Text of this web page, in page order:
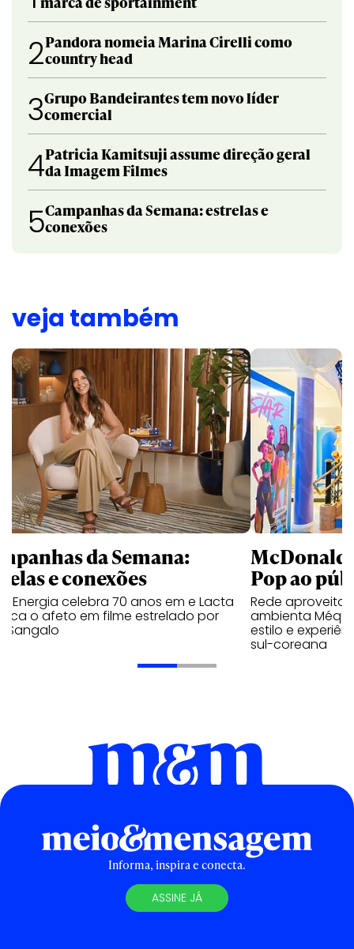
2Pandora nomeia Marina Cirelli como
country head
3Grupo Bandeirantes tem novo líder
comercial
4Patricia Kamitsuji assume direção geral
da Imagem Filmes
5Campanhas da Semana: estrelas e
conexões
veja também
da Semana:
e conexões
Energia celebra 70 anos em e Lacta
o afeto em filme estrelado por
Sangalo
Pop ao
Rede aproveita
ambienta Méqui
estilo e
sul-coreana
Informa, inspira e conecta.
ASSINE JÁ